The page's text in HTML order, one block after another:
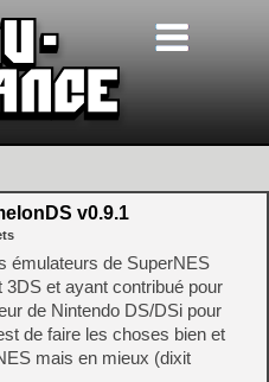
v0.9.1
émulateurs de SuperNES
3DS et ayant contribué pour
de Nintendo DS/DSi pour
de faire les choses bien et
mais en mieux (dixit